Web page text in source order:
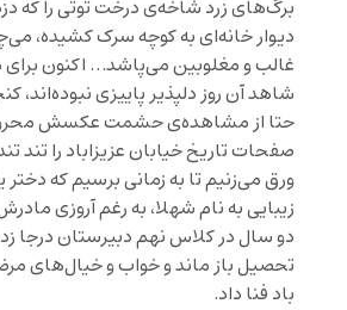
برگ‌های زرد شاخه‌ی درخت توتی را كه
ديوار خانه‌ای به کوچه سرک کشیده،
غالب و مغلوبین می‌پاشد… اکنون
شاهد آن روز دلپذیر پاییزی نبوده‌اند،
حتا از مشاهده‌ی حشمت عکسش
صفحات تاریخ خیابان عزیزاباد را تند
ورق می‌زنیم تا به زمانی برسیم که دختر
زیبایی به نام شهلا، به رغم آروزى
دو سال در کلاس نهم دبيرستان درجا زد
تحصیل باز ماند و خواب و خیا‌ل‌های
باد فنا داد.